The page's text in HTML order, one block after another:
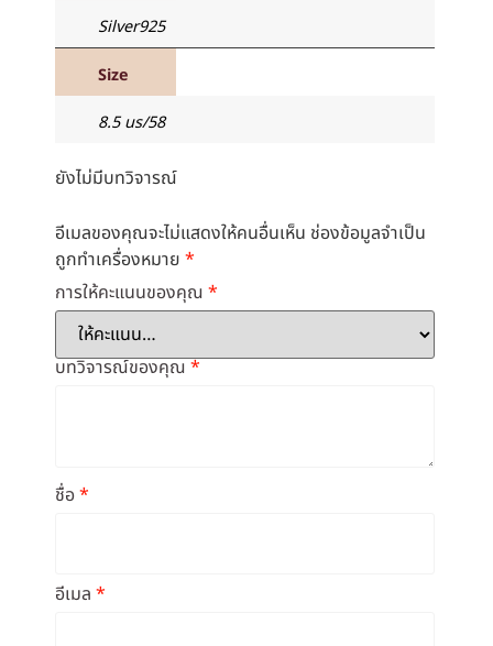
Silver925
Size
8.5 us/58
ยังไม่มีบทวิจารณ์
อีเมลของคุณจะไม่แสดงให้คนอื่นเห็น ช่องข้อมูลจำเป็น
ถูกทำเครื่องหมาย *
การให้คะแนนของคุณ *
บทวิจารณ์ของคุณ*
ชื่อ*
อีเมล *